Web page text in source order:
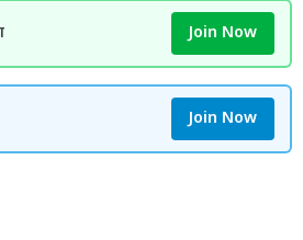
Join Now
Join Now